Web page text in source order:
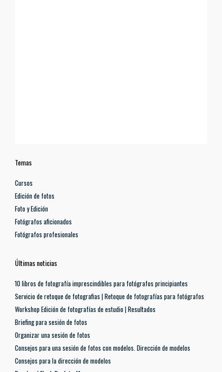
Temas
Cursos
Edición de fotos
Foto y Edición
Fotógrafos aficionados
Fotógrafos profesionales
Últimas noticias
10 libros de fotografía imprescindibles para fotógrafos principiantes
Servicio de retoque de fotografias | Retoque de fotografías para fotógrafos
Workshop Edición de fotografías de estudio | Resultados
Briefing para sesión de fotos
Organizar una sesión de fotos
Consejos para una sesión de fotos con modelos. Dirección de modelos
Consejos para la dirección de modelos